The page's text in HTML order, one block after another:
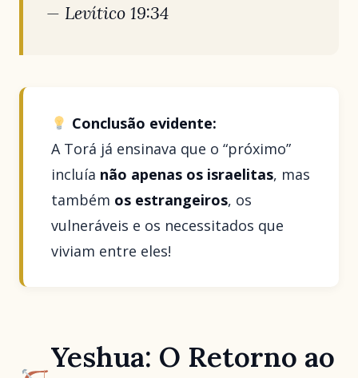
— Levítico 19:34
Conclusão evidente:
A Torá já ensinava que o “próximo”
incluía não apenas os israelitas, mas
também os estrangeiros, os
vulneráveis e os necessitados que
viviam entre eles!
Yeshua: O Retorno ao